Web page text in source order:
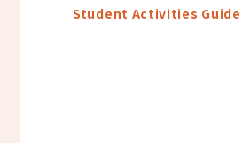
Student Activities Guide